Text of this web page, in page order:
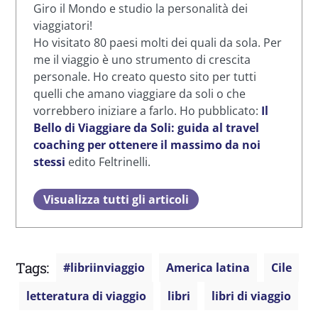
Giro il Mondo e studio la personalità dei
viaggiatori!
Ho visitato 80 paesi molti dei quali da sola. Per
me il viaggio è uno strumento di crescita
personale. Ho creato questo sito per tutti
quelli che amano viaggiare da soli o che
vorrebbero iniziare a farlo. Ho pubblicato: Il
Bello di Viaggiare da Soli: guida al travel
coaching per ottenere il massimo da noi
stessi edito Feltrinelli.
Visualizza tutti gli articoli
Tags: #libriinviaggio America latina
Cile
letteratura di viaggio
libri libri di viaggio